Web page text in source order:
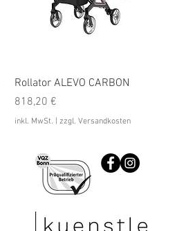
Schnellansicht
Rollator ALEVO CARBON
Preis
818,20 €
inkl. MwSt. zzgl. Versandkosten